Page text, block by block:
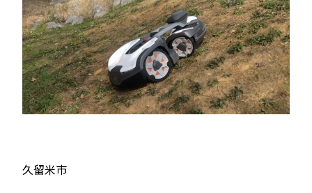
久留米市